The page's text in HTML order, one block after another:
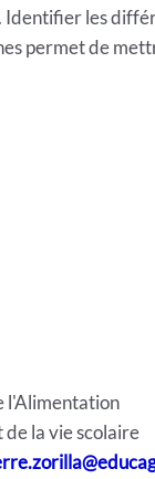
Identifier les
permet de
l'Alimentation
la vie scolaire